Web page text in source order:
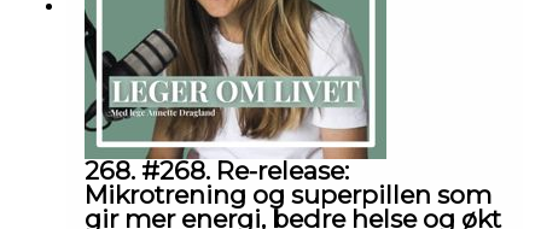
facebook.com/legeromlivet.
Nyhetsbrev: https://www.annettedragland.no/
For bonusepisoder
268. #268. Re-release:
Mikrotrening og superpillen som
gir mer energi, bedre helse og økt